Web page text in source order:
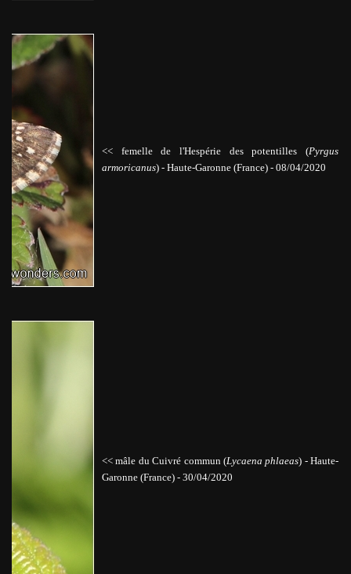
<< femelle de l'Hespérie des potentilles (Pyrgus
armoricanus) - Haute-Garonne (France) - 08/04/2020
<< mâle du Cuivré commun (Lycaena phlaeas) - Haute-
Garonne (France) - 30/04/2020